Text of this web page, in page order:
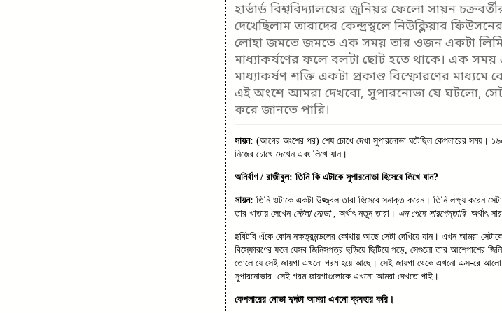
হার্ভার্ড বিশ্ববিদ্যালয়ের জুনিয়র ফেলো সায়ন
দেখেছিলাম তারাদের কেন্দ্রস্থলে নিউক্লিয়ার
লোহা জমতে জমতে এক সময় তার ওজন একটা লিমিট
মাধ্যাকর্ষণের ফলে বলটা ছোট হতে থাকে। এক
মাধ্যাকর্ষণ শক্তি একটা প্রকাণ্ড বিস্ফোরণের
এই অংশে আমরা দেখবো, সুপারনোভা যে ঘটলো,
করে জানতে পারি।
সায়ন: (আগের অংশের পর) শেষ চোখে দেখা সুপারনোভা ঘটেছিল কেপলারের সময়।
নিজের চোখে দেখেন এবং লিখে যান।
অনির্বাণ / রাজীবুল: তিনি কি এটাকে সুপারনোভা হিসেবে লিখে যান?
সায়ন: তিনি ওটাকে একটা উজ্জ্বল তারা হিসেবে সনাক্ত করেন। তিনি লক্ষ্য করেন
তার খাতায় লেখেন স্টেলা নোভা , অর্থাৎ নতুন তারা। এন পেদে সারপেন্তারি অর্থাৎ
ছবিটবি এঁকে কোন নক্ষত্রমন্ডলের কোথায় আছে সেটা দেখিয়ে যান। এখন আমরা
বিস্ফোরণের ফলে যেসব জিনিসপত্র ছড়িয়ে ছিটিয়ে পড়ে, সেগুলো তার আশেপাশের
তোলে যে সেই জায়গা এখনো গরম হয়ে আছে। সেই জায়গা থেকে এখনো এক্স-রে আলো
সুপারনোভার সেই গরম জায়গাগুলোকে এখনো আমরা দেখতে পাই।
কেপলারের নোভা শব্দটা আমরা এখনো ব্যবহার করি।